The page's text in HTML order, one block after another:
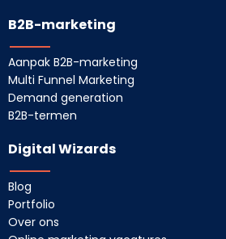
B2B-marketing
Aanpak B2B-marketing
Multi Funnel Marketing
Demand generation
B2B-termen
Digital Wizards
Blog
Portfolio
Over ons